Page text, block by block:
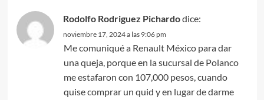
Rodolfo Rodriguez Pichardodice:
noviembre 17, 2024 a las 9:06 pm
Me comuniqué a Renault México para dar
una queja, porque en la sucursal de Polanco
me estafaron con 107,000 pesos, cuando
quise comprar un quid y en lugar de darme